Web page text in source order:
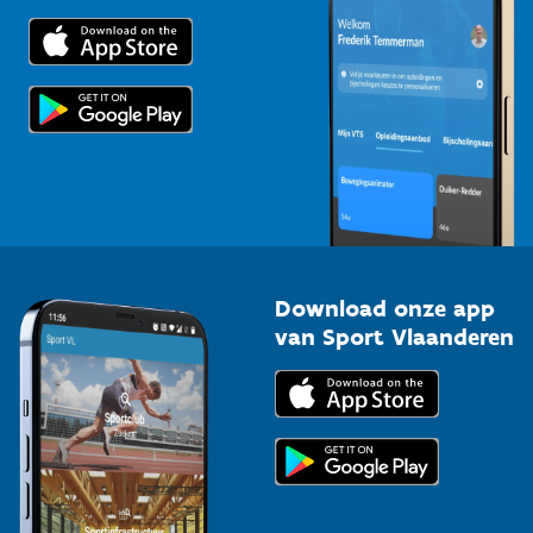
Trainers en begeleiders
Topsporters
Voor de pers
Download onze app
van Sport Vlaanderen